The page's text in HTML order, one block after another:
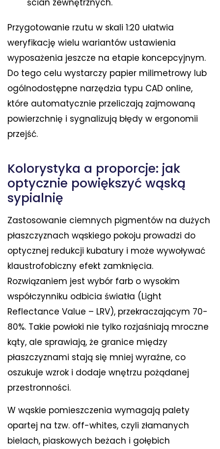
ścian zewnętrznych.
Przygotowanie rzutu w skali 1:20 ułatwia
weryfikację wielu wariantów ustawienia
wyposażenia jeszcze na etapie koncepcyjnym.
Do tego celu wystarczy papier milimetrowy lub
ogólnodostępne narzędzia typu CAD online,
które automatycznie przeliczają zajmowaną
powierzchnię i sygnalizują błędy w ergonomii
przejść.
Kolorystyka a proporcje: jak
optycznie powiększyć wąską
sypialnię
Zastosowanie ciemnych pigmentów na dużych
płaszczyznach wąskiego pokoju prowadzi do
optycznej redukcji kubatury i może wywoływać
klaustrofobiczny efekt zamknięcia.
Rozwiązaniem jest wybór farb o wysokim
współczynniku odbicia światła (Light
Reflectance Value – LRV), przekraczającym 70-
80%. Takie powłoki nie tylko rozjaśniają mroczne
kąty, ale sprawiają, że granice między
płaszczyznami stają się mniej wyraźne, co
oszukuje wzrok i dodaje wnętrzu pożądanej
przestronności.
W wąskie pomieszczenia wymagają palety
opartej na tzw. off-whites, czyli złamanych
bielach, piaskowych beżach i gołębich